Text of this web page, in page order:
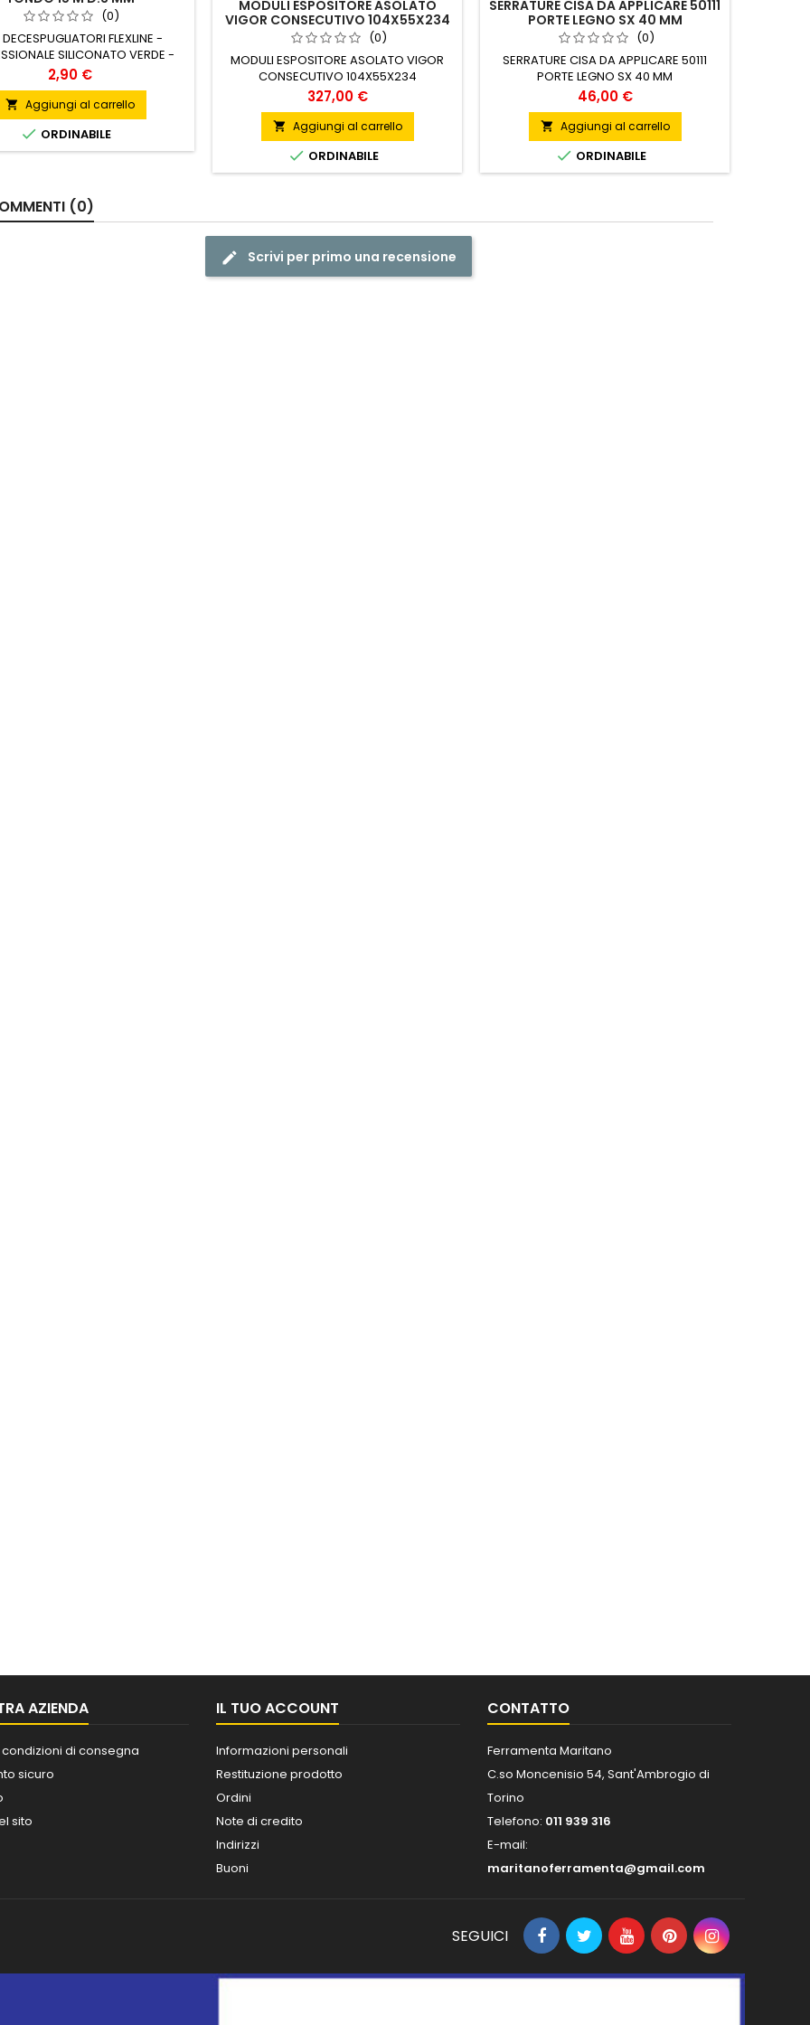
(0)
DECESPUGLIATORI FLEXLINE -
SILICONATO VERDE -
FLESSIBILITA ED OTTIMA -
ALL ABRASIONE
Prezzo
2,90 €
 Aggiungi al carrello
 ORDINABILE
MODULI ESPOSITORE ASOLATO
VIGOR CONSECUTIVO 104X55X234
(0)
MODULI ESPOSITORE ASOLATO VIGOR
CONSECUTIVO 104X55X234
Prezzo
327,00 €
 Aggiungi al carrello
 ORDINABILE
SERRATURE CISA DA APPLICARE 50111
PORTE LEGNO SX 40 MM
(0)
SERRATURE CISA DA APPLICARE 50111
PORTE LEGNO SX 40 MM
Prezzo
46,00 €
 Aggiungi al carrello
 ORDINABILE
(0)
Scrivi per primo una recensione
AZIENDA
di consegna
sicuro
sito
IL TUO ACCOUNT
Informazioni personali
Restituzione prodotto
Ordini
Note di credito
Indirizzi
Buoni
CONTATTO
Ferramenta Maritano
C.so Moncenisio 54, Sant'Ambrogio di
Torino
Telefono: 011 939 316
E-mail:
maritanoferramenta@gmail.com
SEGUICI